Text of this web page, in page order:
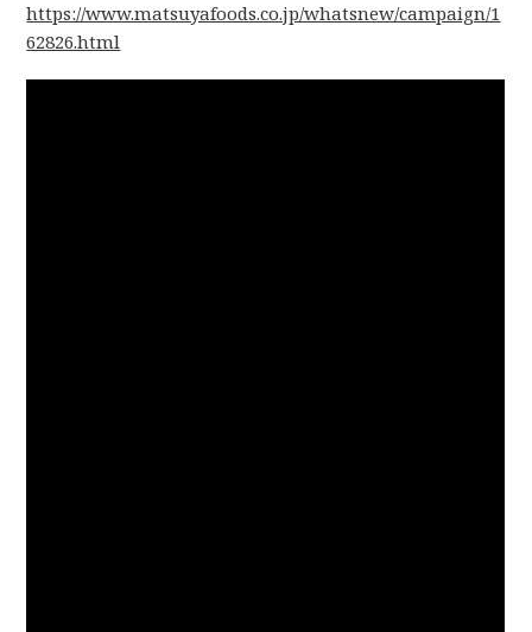
https://www.matsuyafoods.co.jp/whatsnew/campaign/1
62826.html